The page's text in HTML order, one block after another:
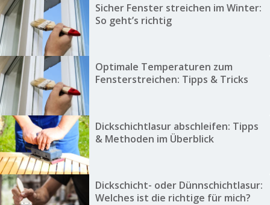
Sicher Fenster streichen im Winter:
So geht’s richtig
Optimale Temperaturen zum
Fensterstreichen: Tipps & Tricks
Dickschichtlasur abschleifen: Tipps
& Methoden im Überblick
Dickschicht- oder Dünnschichtlasur:
Welches ist die richtige für mich?